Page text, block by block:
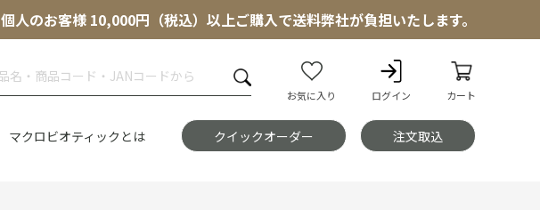
個人のお客様 10,000円（税込）以上ご購入で送料弊社が負担いたします。
お気に入り ログイン カート
マクロビオティックとは クイックオーダー 注文取込